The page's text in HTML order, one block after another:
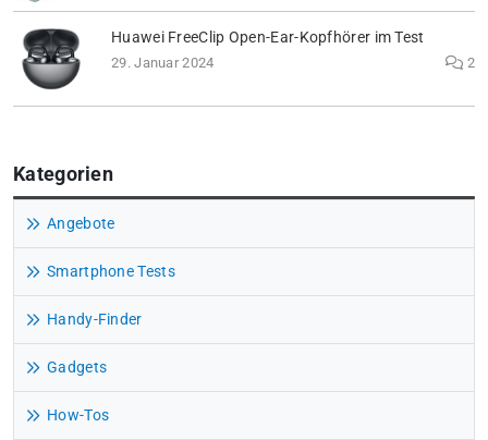
Huawei FreeClip Open-Ear-Kopfhörer im Test
29. Januar 2024 2
Kategorien
Angebote
Smartphone Tests
Handy-Finder
Gadgets
How-Tos